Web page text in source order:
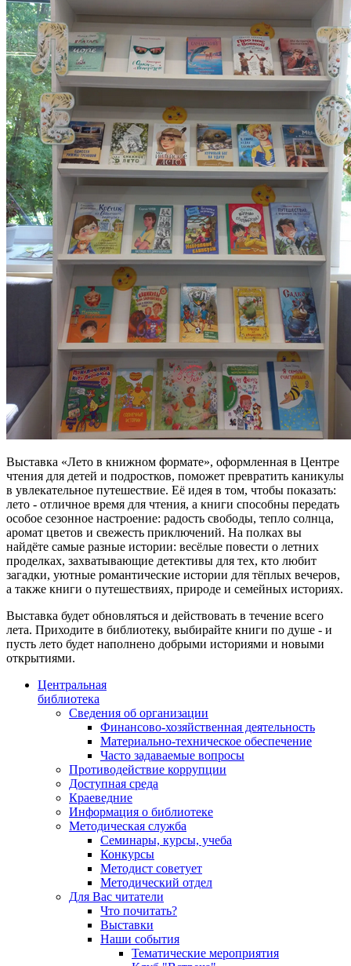
Выставка «Лето в книжном формате», оформленная в Центре
чтения для детей и подростков, поможет превратить каникулы
в увлекательное путешествие. Её идея в том, чтобы показать:
лето - отличное время для чтения, а книги способны передать
особое сезонное настроение: радость свободы, тепло солнца,
аромат цветов и свежесть приключений. На полках вы
найдёте самые разные истории: весёлые повести о летних
проделках, захватывающие детективы для тех, кто любит
загадки, уютные романтические истории для тёплых вечеров,
а также книги о путешествиях, природе и семейных историях.
Выставка будет обновляться и действовать в течение всего
лета. Приходите в библиотеку, выбирайте книги по душе - и
пусть лето будет наполнено добрыми историями и новыми
открытиями.
Центральная
библиотека
Сведения об организации
Финансово-хозяйственная деятельность
Материально-техническое обеспечение
Часто задаваемые вопросы
Противодействие коррупции
Доступная среда
Краеведние
Информация о библиотеке
Методическая служба
Семинары, курсы, учеба
Конкурсы
Методист советует
Методический отдел
Для Вас читатели
Что почитать?
Выставки
Наши события
Тематические мероприятия